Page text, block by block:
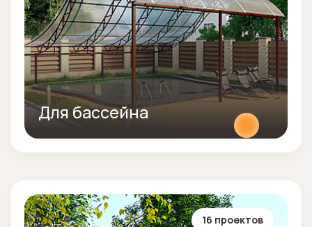
Для бассейна
16 проектов